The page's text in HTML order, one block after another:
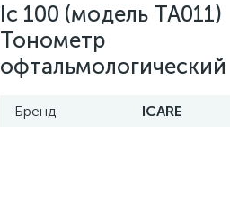
Ic 100 (модель TA011)
Тонометр
офтальмологический
Бренд ICARE